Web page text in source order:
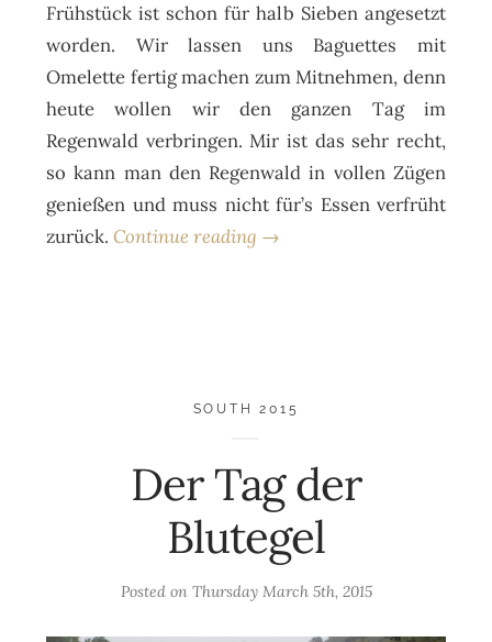
Frühstück ist schon für halb Sieben angesetzt
worden. Wir lassen uns Baguettes mit
Omelette fertig machen zum Mitnehmen, denn
heute wollen wir den ganzen Tag im
Regenwald verbringen. Mir ist das sehr recht,
so kann man den Regenwald in vollen Zügen
genießen und muss nicht für’s Essen verfrüht
zurück. Continue reading →
SOUTH 2015
Der Tag der
Blutegel
Posted on Thursday March 5th, 2015